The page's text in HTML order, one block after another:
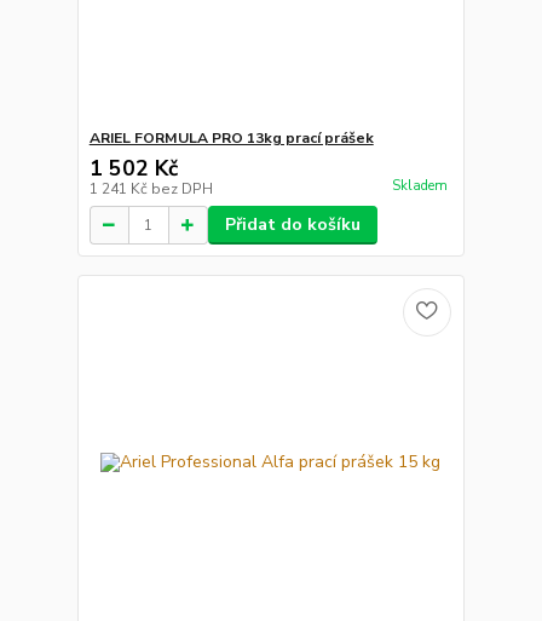
ARIEL FORMULA PRO 13kg prací prášek
1 502 Kč
1 241 Kč bez DPH Skladem
Přidat do košíku